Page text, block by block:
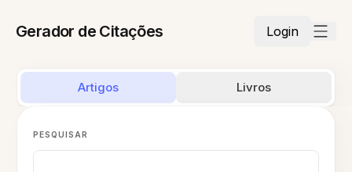
Gerador de Citações Login
Artigos Livros
PESQUISAR